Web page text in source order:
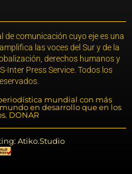
comunicación cuyo eje es una
las voces del Sur y de la
derechos humanos y
Inter Press Service. Todos los
mundial con más
en desarrollo que en los
DONAR
Atiko.Studio